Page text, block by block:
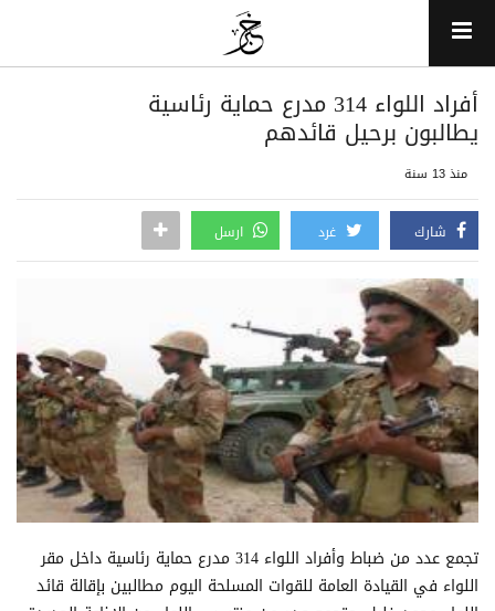
أفراد اللواء 314 مدرع حماية رئاسية
يطالبون برحيل قائدهم
منذ 13 سنة
شارك غرد ارسل
تجمع عدد من ضباط وأفراد اللواء 314 مدرع حماية رئاسية داخل مقر
اللواء في القيادة العامة للقوات المسلحة اليوم مطالبين بإقالة قائد